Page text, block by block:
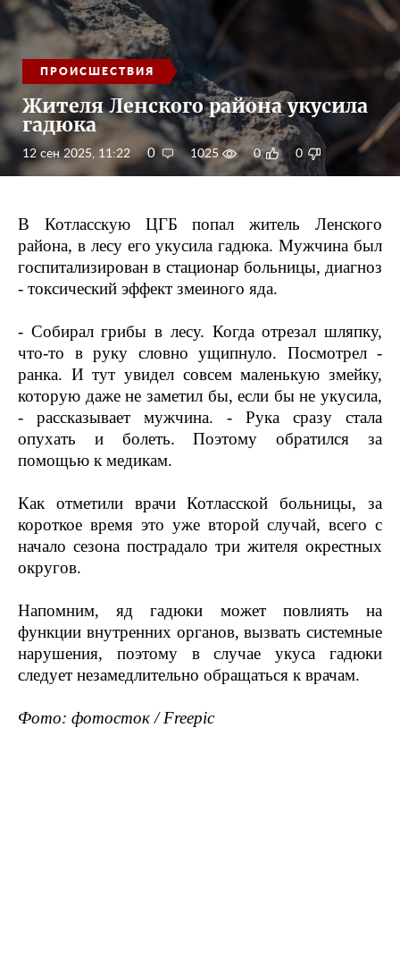
ПРОИСШЕСТВИЯ
Жителя Ленского района укусила
гадюка
12 сен 2025, 11:22 0 1025 0 0
В Котласскую ЦГБ попал житель Ленского
района, в лесу его укусила гадюка. Мужчина был
госпитализирован в стационар больницы, диагноз
- токсический эффект змеиного яда.
- Собирал грибы в лесу. Когда отрезал шляпку,
что-то в руку словно ущипнуло. Посмотрел -
ранка. И тут увидел совсем маленькую змейку,
которую даже не заметил бы, если бы не укусила,
- рассказывает мужчина. - Рука сразу стала
опухать и болеть. Поэтому обратился за
помощью к медикам.
Как отметили врачи Котласской больницы, за
короткое время это уже второй случай, всего с
начало сезона пострадало три жителя окрестных
округов.
Напомним, яд гадюки может повлиять на
функции внутренних органов, вызвать системные
нарушения, поэтому в случае укуса гадюки
следует незамедлительно обращаться к врачам.
Фото: фотосток / Freepic